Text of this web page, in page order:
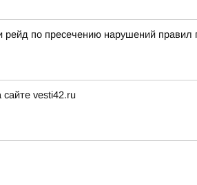
рейд по пресечению нарушений
vesti42.ru